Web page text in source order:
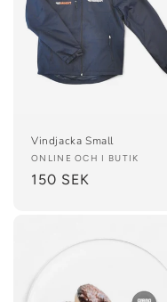
Vindjacka Small
Säljare:
ONLINE OCH I BUTIK
Ordinarie
150 SEK